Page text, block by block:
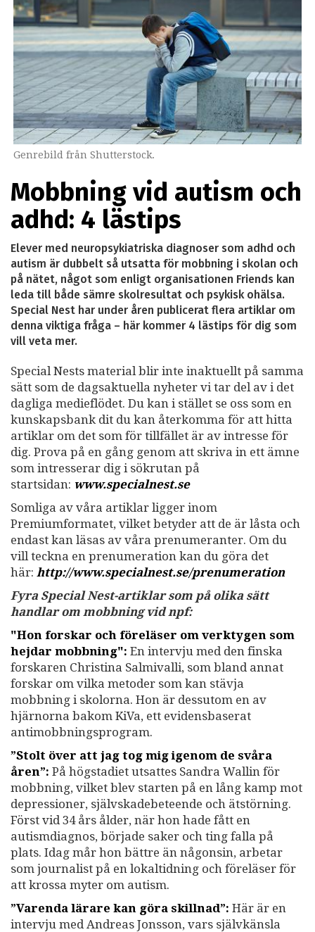
Genrebild från Shutterstock.
Mobbning vid autism och
adhd: 4 lästips
Elever med neuropsykiatriska diagnoser som adhd och
autism är dubbelt så utsatta för mobbning i skolan och
på nätet, något som enligt organisationen Friends kan
leda till både sämre skolresultat och psykisk ohälsa.
Special Nest har under åren publicerat flera artiklar om
denna viktiga fråga – här kommer 4 lästips för dig som
vill veta mer.
Special Nests material blir inte inaktuellt på samma
sätt som de dagsaktuella nyheter vi tar del av i det
dagliga medieflödet. Du kan i stället se oss som en
kunskapsbank dit du kan återkomma för att hitta
artiklar om det som för tillfället är av intresse för
dig. Prova på en gång genom att skriva in ett ämne
som intresserar dig i sökrutan på
startsidan: www.specialnest.se
Somliga av våra artiklar ligger inom
Premiumformatet, vilket betyder att de är låsta och
endast kan läsas av våra prenumeranter. Om du
vill teckna en prenumeration kan du göra det
här: http://www.specialnest.se/prenumeration
Fyra Special Nest-artiklar som på olika sätt
handlar om mobbning vid npf:
"Hon forskar och föreläser om verktygen som
hejdar mobbning": En intervju med den finska
forskaren Christina Salmivalli, som bland annat
forskar om vilka metoder som kan stävja
mobbning i skolorna. Hon är dessutom en av
hjärnorna bakom KiVa, ett evidensbaserat
antimobbningsprogram.
”Stolt över att jag tog mig igenom de svåra
åren”: På högstadiet utsattes Sandra Wallin för
mobbning, vilket blev starten på en lång kamp mot
depressioner, självskadebeteende och ätstörning.
Först vid 34 års ålder, när hon hade fått en
autismdiagnos, började saker och ting falla på
plats. Idag mår hon bättre än någonsin, arbetar
som journalist på en lokaltidning och föreläser för
att krossa myter om autism.
”Varenda lärare kan göra skillnad”: Här är en
intervju med Andreas Jonsson, vars självkänsla